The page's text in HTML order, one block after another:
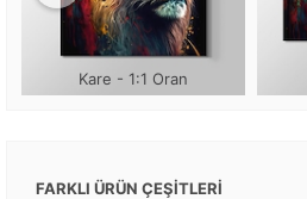
Kare - 1:1 Oran
FARKLI ÜRÜN ÇEŞİTLERİ